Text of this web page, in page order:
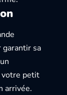
garantir sa
votre petit
arrivée.